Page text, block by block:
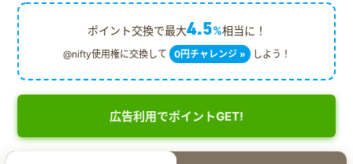
ポイント交換で最大4.5%相当に！
@nifty使用権に交換して 0円チャレンジ » しよう！
広告利用でポイントGET!